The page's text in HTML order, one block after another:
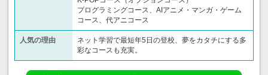
プログラミングコース、AIアニメ・マンガ・ゲーム
コース、代アニコース
人気の理由
ネット学習で最短年5日の登校、夢をカタチにする多
彩なコースも充実。